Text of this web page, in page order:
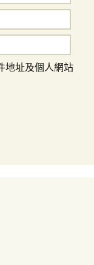
地址及個人網站